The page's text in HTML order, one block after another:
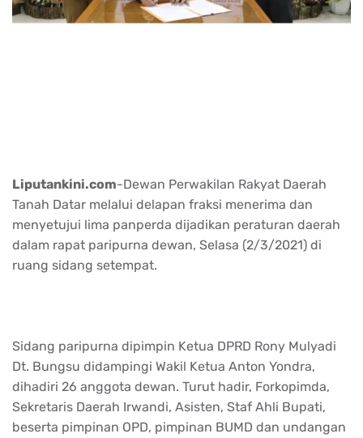
Liputankini.com-Dewan Perwakilan Rakyat Daerah
Tanah Datar melalui delapan fraksi menerima dan
menyetujui lima panperda dijadikan peraturan daerah
dalam rapat paripurna dewan, Selasa (2/3/2021) di
ruang sidang setempat.
Sidang paripurna dipimpin Ketua DPRD Rony Mulyadi
Dt. Bungsu didampingi Wakil Ketua Anton Yondra,
dihadiri 26 anggota dewan. Turut hadir, Forkopimda,
Sekretaris Daerah Irwandi, Asisten, Staf Ahli Bupati,
beserta pimpinan OPD, pimpinan BUMD dan undangan